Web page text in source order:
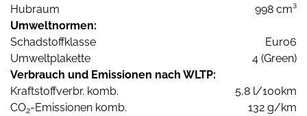
Hubraum
998 cm³
Umweltnormen:
Schadstoffklasse
Euro6
Umweltplakette
4 (Green)
Verbrauch und Emissionen nach WLTP:
Kraftstoffverbr. komb.
5,8 l/100km
CO2-Emissionen komb.
132 g/km